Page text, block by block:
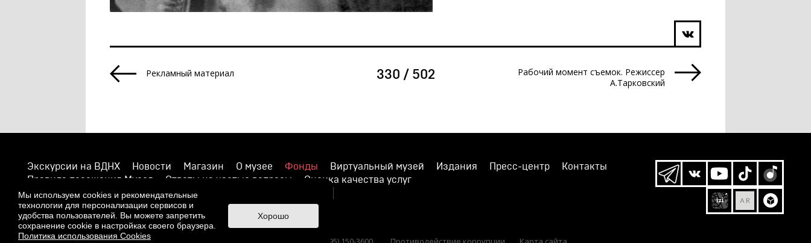
Рекламный материал 330 / 502
Рабочий момент съемок. Режиссер
А.Тарковский
Экскурсии на ВДНХ Новости Магазин О музее Фонды Виртуальный музей Издания Пресс-центр
Контакты
Правила посещения Музея
Ответы на частые вопросы
Оценка качества услуг
Противодействие терроризму и экстремизму
© 2026 Музей кино
При поддержке Министерства культуры РФ
Мы используем cookies и рекомендательные
технологии для персонализации сервисов и
удобства пользователей. Вы можете запретить
сохранение cookie в настройках своего браузера.
Политика использования Cookies
Хорошо